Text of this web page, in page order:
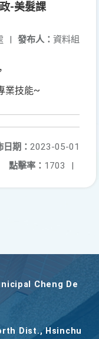
-美髮課
發布人： 資料組
|
業技能~
日期： 2023-05-01
點擊率： 1703 |
Cheng De
Dist., Hsinchu